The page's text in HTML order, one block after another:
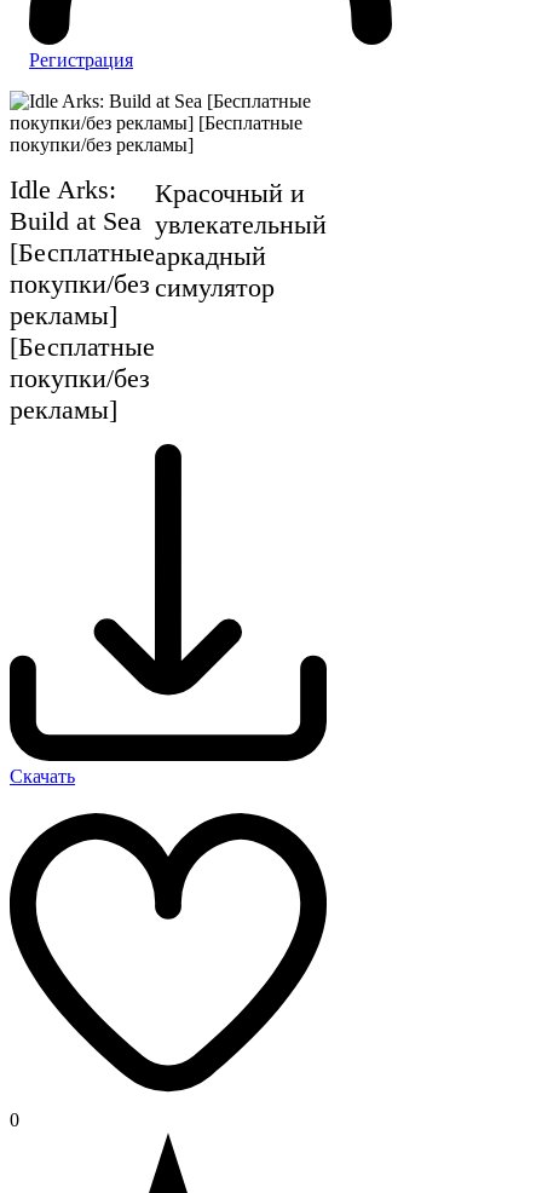
Регистрация
Idle Arks:
Build at Sea
[Бесплатные
покупки/без
рекламы]
[Бесплатные
покупки/без
рекламы]
Красочный и
увлекательный
аркадный
симулятор
Скачать
0